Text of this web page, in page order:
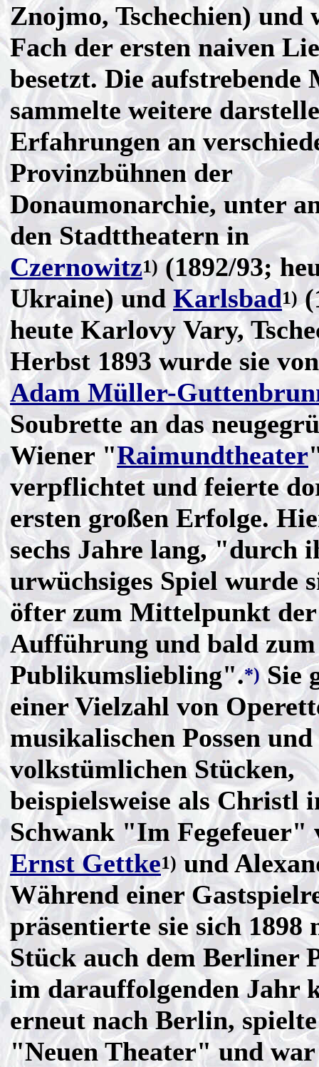
Znojmo, Tschechien) und
Fach der ersten naiven
besetzt. Die aufstrebende
sammelte weitere
Erfahrungen an
Provinzbühnen der
Donaumonarchie, unter
den Stadttheatern in
Czernowitz1)(1892/93;
Ukraine) und Karlsbad1)
heute Karlovy Vary,
Herbst 1893 wurde sie
Adam Müller-
Soubrette an das
Wiener "Raimundtheater
verpflichtet und feierte
ersten großen Erfolge.
sechs Jahre lang, "durch
urwüchsiges Spiel wurde
öfter zum Mittelpunkt der
Aufführung und bald zum
Publikumsliebling".*)Sie
einer Vielzahl von
musikalischen Possen und
volkstümlichen Stücken,
beispielsweise als Christl
Schwank "Im Fegefeuer"
Ernst Gettke1) und
Während einer
präsentierte sie sich 1898
Stück auch dem Berliner
im darauffolgenden Jahr
erneut nach Berlin,
"Neuen Theater" und